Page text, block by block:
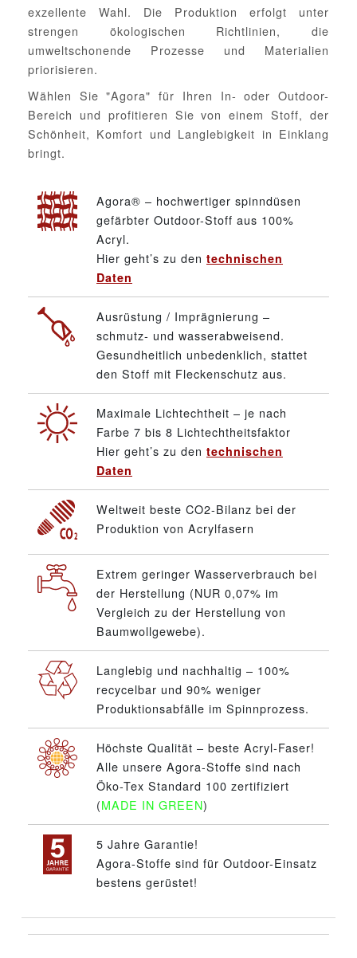
exzellente Wahl. Die Produktion erfolgt unter
strengen ökologischen Richtlinien, die
umweltschonende Prozesse und Materialien
priorisieren.
Wählen Sie "Agora" für Ihren In- oder Outdoor-
Bereich und profitieren Sie von einem Stoff, der
Schönheit, Komfort und Langlebigkeit in Einklang
bringt.
Agora® – hochwertiger spinndüsen
gefärbter Outdoor-Stoff aus 100%
Acryl.
Hier geht’s zu den technischen
Daten
Ausrüstung / Imprägnierung –
schmutz- und wasserabweisend.
Gesundheitlich unbedenklich, stattet
den Stoff mit Fleckenschutz aus.
Maximale Lichtechtheit – je nach
Farbe 7 bis 8 Lichtechtheitsfaktor
Hier geht’s zu den technischen
Daten
Weltweit beste CO2-Bilanz bei der
Produktion von Acrylfasern
Extrem geringer Wasserverbrauch bei
der Herstellung (NUR 0,07% im
Vergleich zu der Herstellung von
Baumwollgewebe).
Langlebig und nachhaltig – 100%
recycelbar und 90% weniger
Produktionsabfälle im Spinnprozess.
Höchste Qualität – beste Acryl-Faser!
Alle unsere Agora-Stoffe sind nach
Öko-Tex Standard 100 zertifiziert
(MADE IN GREEN)
5 Jahre Garantie!
Agora-Stoffe sind für Outdoor-Einsatz
bestens gerüstet!